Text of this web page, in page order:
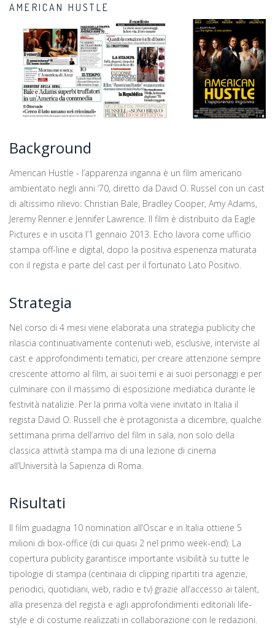
AMERICAN HUSTLE
Background
American Hustle - l’apparenza inganna è un film americano
ambientato negli anni ‘70, diretto da David O. Russel con un cast
di altissimo rilievo: Christian Bale, Bradley Cooper, Amy Adams,
Jeremy Renner e Jennifer Lawrence. Il film è distribuito da Eagle
Pictures e in uscita l’1 gennaio 2013. Echo lavora come ufficio
stampa off-line e digital, dopo la positiva esperienza maturata
con il regista e parte del cast per il fortunato Lato Positivo.
Strategia
Nel corso di 4 mesi viene elaborata una strategia publicity che
rilascia continuativamente contenuti web, esclusive, interviste al
cast e approfondimenti tematici, per creare attenzione sempre
crescente attorno al film, ai suoi temi e ai suoi personaggi e per
culminare con il massimo di esposizione mediatica durante le
festività natalizie. Per la prima volta viene invitato in Italia il
regista David O. Russell che è protagonista a dicembre, qualche
settimana prima dell’arrivo del film in sala, non solo della
classica attività stampa ma di una lezione di cinema
all’Università la Sapienza di Roma.
Risultati
Il film guadagna 10 nomination all’Oscar e in Italia ottiene 5
milioni di box-office (di cui quasi 2 nel primo week-end). La
copertura publicity garantisce importante visibilità su tutte le
tipologie di stampa (centinaia di clipping ripartiti tra agenzie,
periodici, quotidiani, web, radio e tv) grazie all’accesso ai talent,
alla presenza del regista e agli approfondimenti editoriali life-
style e di costume realizzati in collaborazione con le redazioni.